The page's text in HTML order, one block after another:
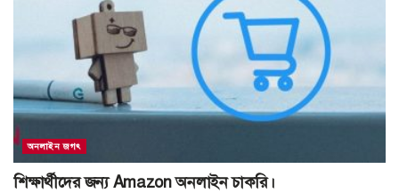
অনলাইন জগৎ
শিক্ষার্থীদের জন্য Amazon অনলাইন চাকরি।